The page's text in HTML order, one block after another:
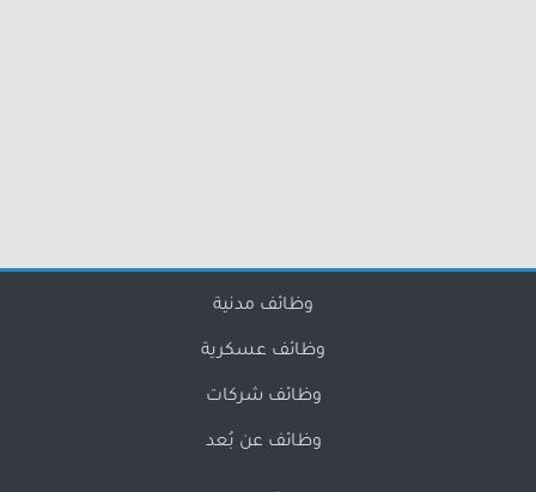
وظائف مدنية
وظائف عسكرية
وظائف شركات
وظائف عن بُعد